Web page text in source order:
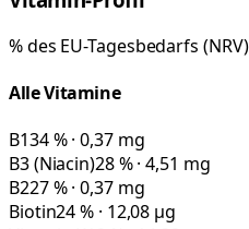
% des EU-Tagesbedarfs
Alle Vitamine
B134 % · 0,37 mg
B3 (Niacin)28 % · 4,51 mg
B227 % · 0,37 mg
Biotin24 % · 12,08 µg